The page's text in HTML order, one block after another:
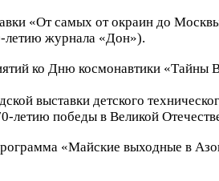
«От самых от окраин до
летию журнала «Дон»).
ко Дню космонавтики «Тайны
выставки детского
летию победы в Великой
«Майские выходные в